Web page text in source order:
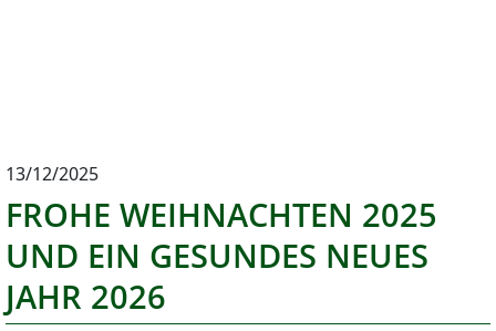
13/12/2025
FROHE WEIHNACHTEN 2025
UND EIN GESUNDES NEUES
JAHR 2026